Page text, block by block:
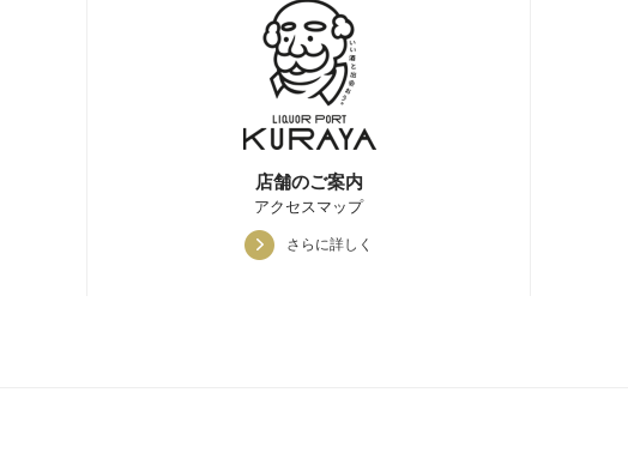
店舗のご案内
アクセスマップ
さらに詳しく